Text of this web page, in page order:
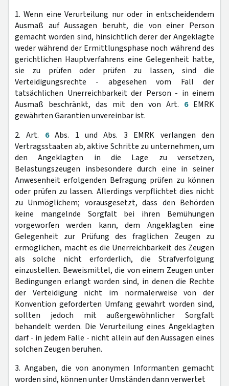
1. Wenn eine Verurteilung nur oder in entscheidendem
Ausmaß auf Aussagen beruht, die von einer Person
gemacht worden sind, hinsichtlich derer der Angeklagte
weder während der Ermittlungsphase noch während des
gerichtlichen Hauptverfahrens eine Gelegenheit hatte,
sie zu prüfen oder prüfen zu lassen, sind die
Verteidigungsrechte - abgesehen vom Fall der
tatsächlichen Unerreichbarkeit der Person - in einem
Ausmaß beschränkt, das mit den von Art. 6EMRK
gewährten Garantien unvereinbar ist.
2. Art. 6Abs. 1 und Abs. 3 EMRK verlangen den
Vertragsstaaten ab, aktive Schritte zu unternehmen, um
den Angeklagten in die Lage zu versetzen,
Belastungszeugen insbesondere durch eine in seiner
Anwesenheit erfolgenden Befragung prüfen zu können
oder prüfen zu lassen. Allerdings verpflichtet dies nicht
zu Unmöglichem; vorausgesetzt, dass den Behörden
keine mangelnde Sorgfalt bei ihren Bemühungen
vorgeworfen werden kann, dem Angeklagten eine
Gelegenheit zur Prüfung des fraglichen Zeugen zu
ermöglichen, macht es die Unerreichbarkeit des Zeugen
als solche nicht erforderlich, die Strafverfolgung
einzustellen. Beweismittel, die von einem Zeugen unter
Bedingungen erlangt worden sind, in denen die Rechte
der Verteidigung nicht im normalerweise von der
Konvention geforderten Umfang gewahrt worden sind,
sollten jedoch mit außergewöhnlicher Sorgfalt
behandelt werden. Die Verurteilung eines Angeklagten
darf - in jedem Falle - nicht allein auf den Aussagen eines
solchen Zeugen beruhen.
3. Angaben, die von anonymen Informanten gemacht
worden sind, können unter Umständen dann verwertet